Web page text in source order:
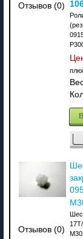
Отзывов (0)
Отзывов (0)